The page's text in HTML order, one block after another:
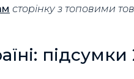
сторінку з топовими
підсумки